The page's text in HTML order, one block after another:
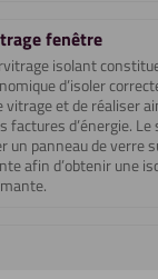
fenêtre
isolant
d’isoler
vitrage et de réaliser
factures d’énergie.
un panneau de verre
afin d’obtenir une